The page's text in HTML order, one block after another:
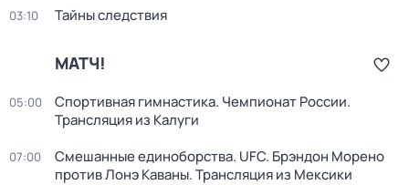
03:10 Тайны следствия
МАТЧ!
05:00
Спортивная гимнастика. Чемпионат России.
Трансляция из Калуги
07:00
Смешанные единоборства. UFC. Брэндон Морено
против Лонэ Каваны. Трансляция из Мексики